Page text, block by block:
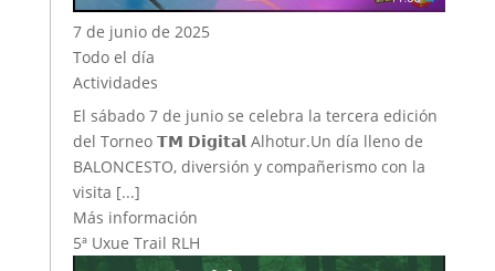
7 de junio de 2025
Todo el día
Actividades
El sábado 7 de junio se celebra la tercera edición
del Torneo 𝗧𝗠 𝗗𝗶𝗴𝗶𝘁𝗮𝗹 Alhotur.Un día lleno de
BALONCESTO, diversión y compañerismo con la
visita [...]
Más información
5ª Uxue Trail RLH